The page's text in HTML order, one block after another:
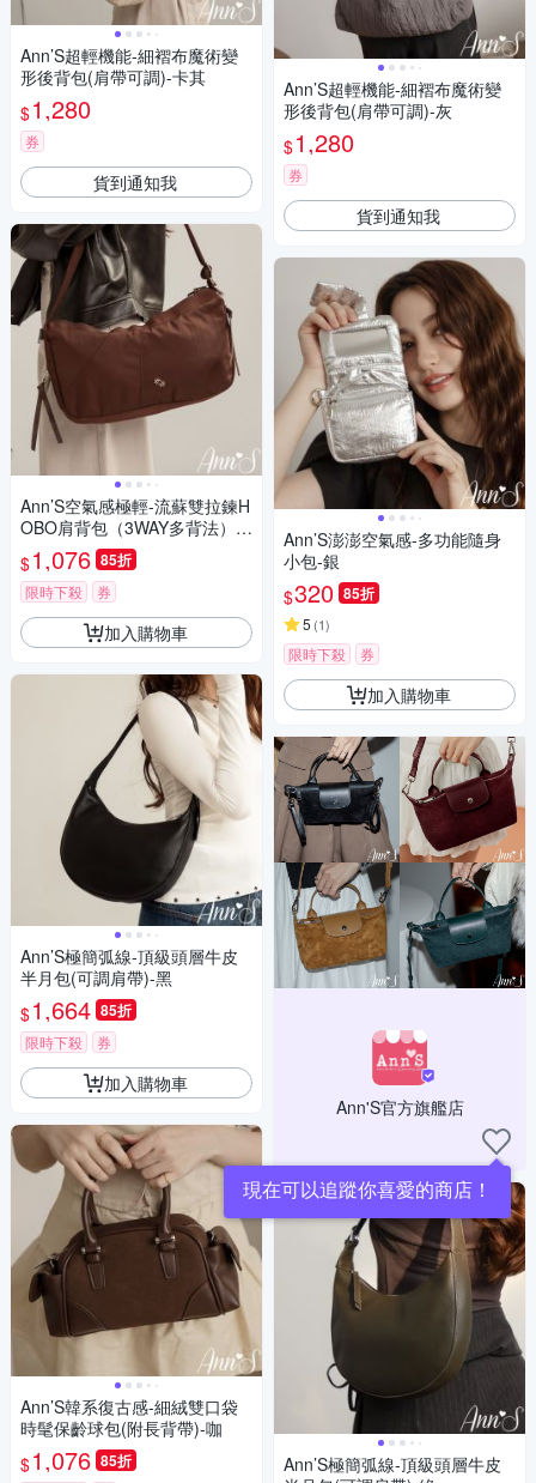
Ann’S超輕機能-細褶布魔術變
形後背包(肩帶可調)-卡其
$1,280
券
貨到通知我
Ann’S空氣感極輕-流蘇雙拉鍊H
OBO肩背包（3WAY多背法）-
咖
$1,076 85折
限時下殺 券
加入購物車
Ann’S極簡弧線-頂級頭層牛皮
半月包(可調肩帶)-黑
$1,664 85折
限時下殺 券
加入購物車
Ann’S韓系復古感-細絨雙口袋
時髦保齡球包(附長背帶)-咖
$1,076 85折
Ann’S超輕機能-細褶布魔術變
形後背包(肩帶可調)-灰
$1,280
券
貨到通知我
Ann’S澎澎空氣感-多功能隨身
小包-銀
$320 85折
5 (1)
限時下殺 券
加入購物車
Ann'S官方旗艦店
現在可以追蹤你喜愛的商店！
Ann’S極簡弧線-頂級頭層牛皮